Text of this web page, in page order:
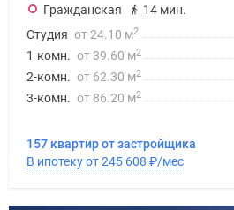
Гражданская
14 мин.
Студия от 24.10 м2
1-комн. от 39.60 м2
2-комн. от 62.30 м2
3-комн. от 86.20 м2
157 квартир от застройщика
В ипотеку от 245 608 ₽/мес